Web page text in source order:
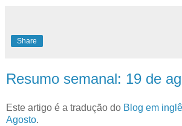
Share
Resumo semanal: 19 de
Este artigo é a tradução do Blog em
Agosto.